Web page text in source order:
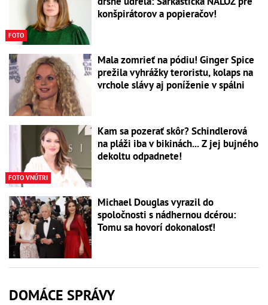
FOTO
konšpirátorov a popieračov!
Mala zomrieť na pódiu! Ginger Spice
prežila vyhrážky teroristu, kolaps na
vrchole slávy aj poníženie v spálni
FOTO VNÚTRI
Kam sa pozerať skôr? Schindlerová
na pláži iba v bikinách... Z jej bujného
dekoltu odpadnete!
Michael Douglas vyrazil do
spoločnosti s nádhernou dcérou:
Tomu sa hovorí dokonalosť!
DOMÁCE SPRÁVY